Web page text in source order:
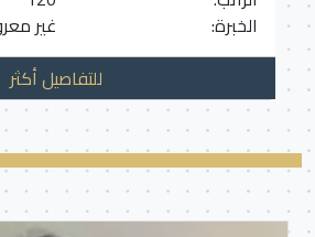
الخبرة:
غير معروف
للتفاصيل أكثر